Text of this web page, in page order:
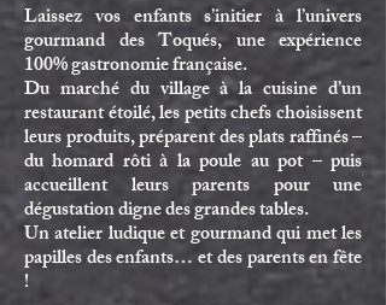
Laissez vos enfants s’initier à l’univers
gourmand des Toqués, une expérience
100% gastronomie française.
Du marché du village à la cuisine d’un
restaurant étoilé, les petits chefs choisissent
leurs produits, préparent des plats raffinés –
du homard rôti à la poule au pot – puis
accueillent leurs parents pour une
dégustation digne des grandes tables.
Un atelier ludique et gourmand qui met les
papilles des enfants… et des parents en fête
!